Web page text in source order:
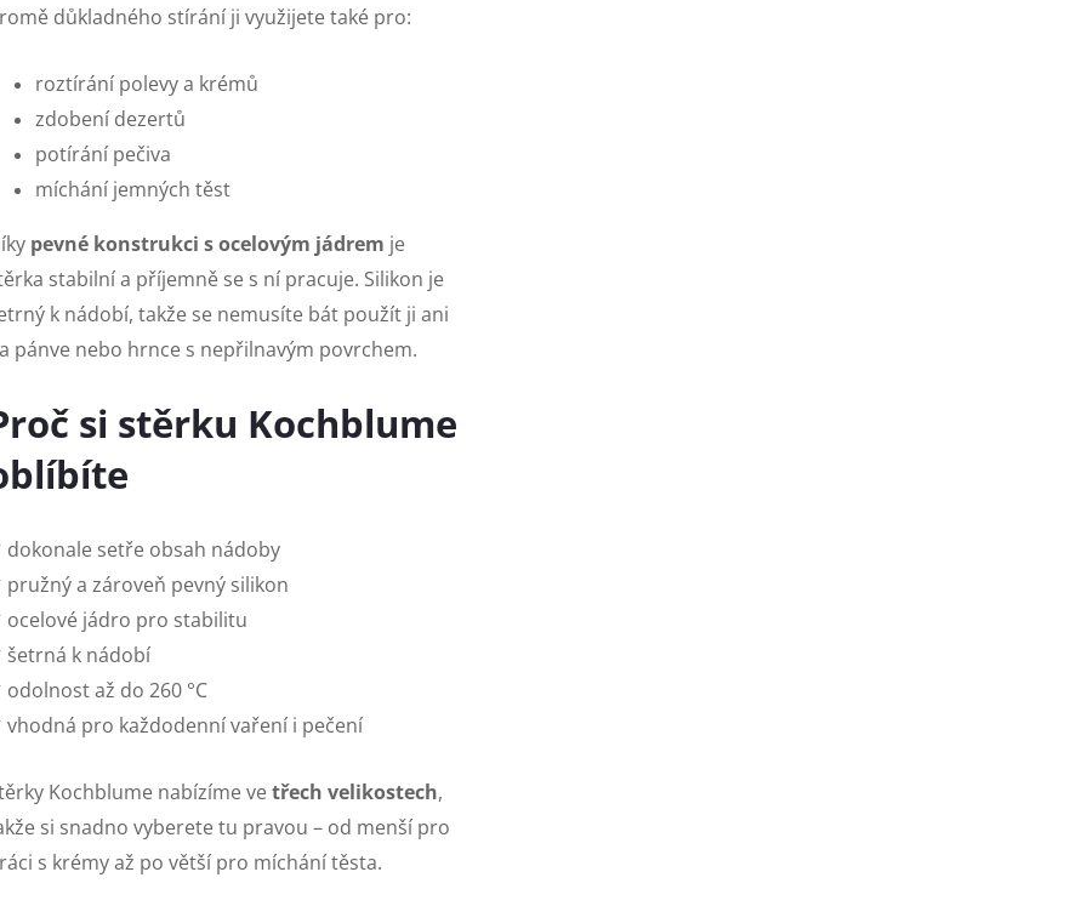
důkladného stírání ji využijete také pro:
roztírání polevy a krémů
zdobení dezertů
potírání pečiva
míchání jemných těst
pevné konstrukci s ocelovým jádrem je
stabilní a příjemně se s ní pracuje. Silikon je
k nádobí, takže se nemusíte bát použít ji ani
pánve nebo hrnce s nepřilnavým povrchem.
si stěrku Kochblume
dokonale setře obsah nádoby
pružný a zároveň pevný silikon
ocelové jádro pro stabilitu
šetrná k nádobí
odolnost až do 260 °C
vhodná pro každodenní vaření i pečení
Kochblume nabízíme vetřech velikostech,
si snadno vyberete tu pravou – od menší pro
s krémy až po větší pro míchání těsta.